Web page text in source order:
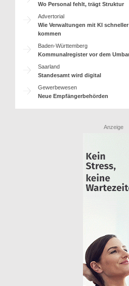
Wo Personal fehlt, trägt Struktur
Advertorial
Wie Verwaltungen mit KI
kommen
Baden-Württemberg
Kommunalregister vor dem
Saarland
Standesamt wird digital
Gewerbewesen
Neue Empfängerbehörden
Anzeige